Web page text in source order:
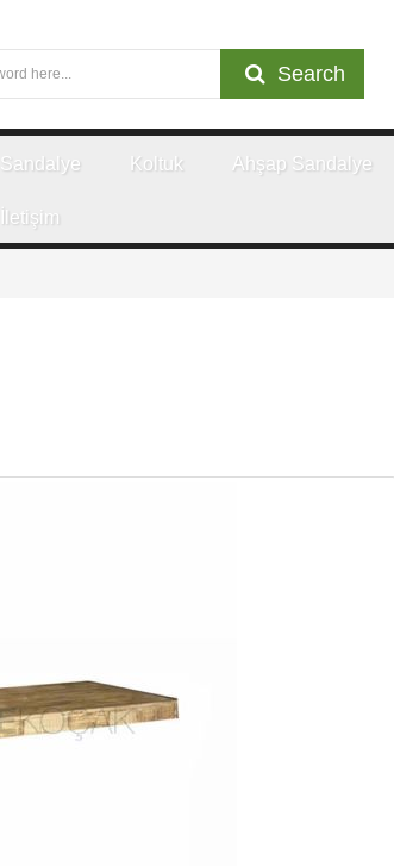
Search
Sandalye Koltuk Ahşap Sandalye
İletişim